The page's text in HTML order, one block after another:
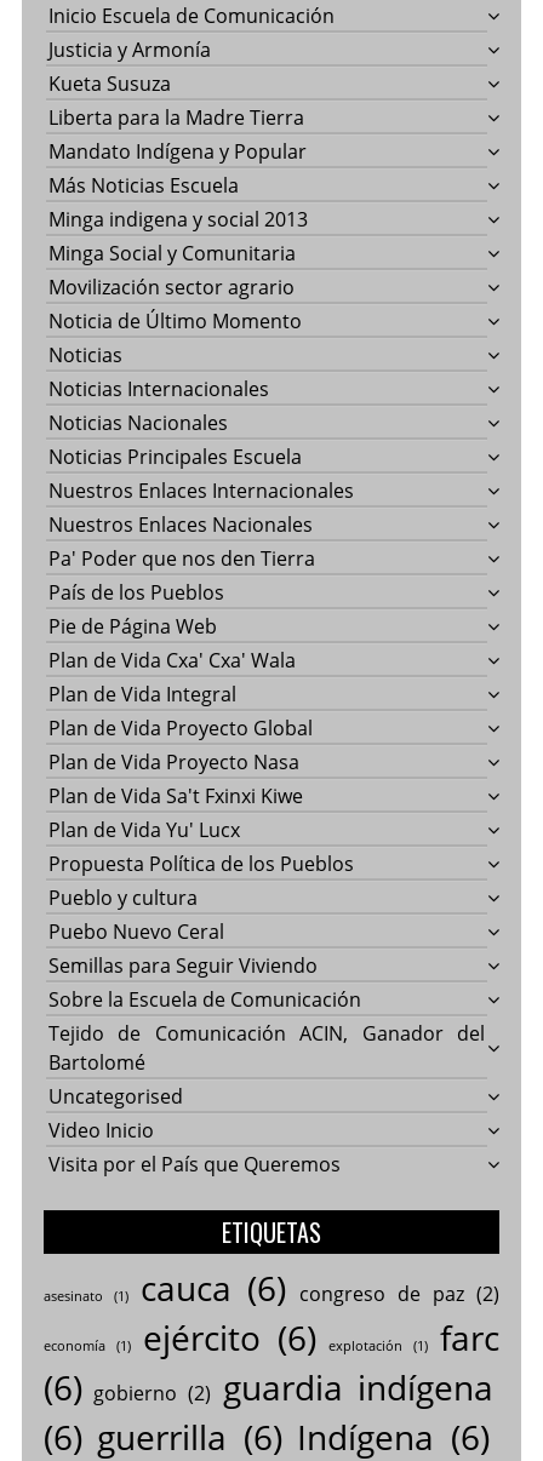
Inicio Escuela de Comunicación
Justicia y Armonía
Kueta Susuza
Liberta para la Madre Tierra
Mandato Indígena y Popular
Más Noticias Escuela
Minga indigena y social 2013
Minga Social y Comunitaria
Movilización sector agrario
Noticia de Último Momento
Noticias
Noticias Internacionales
Noticias Nacionales
Noticias Principales Escuela
Nuestros Enlaces Internacionales
Nuestros Enlaces Nacionales
Pa' Poder que nos den Tierra
País de los Pueblos
Pie de Página Web
Plan de Vida Cxa' Cxa' Wala
Plan de Vida Integral
Plan de Vida Proyecto Global
Plan de Vida Proyecto Nasa
Plan de Vida Sa't Fxinxi Kiwe
Plan de Vida Yu' Lucx
Propuesta Política de los Pueblos
Pueblo y cultura
Puebo Nuevo Ceral
Semillas para Seguir Viviendo
Sobre la Escuela de Comunicación
Tejido de Comunicación ACIN, Ganador del
Bartolomé
Uncategorised
Video Inicio
Visita por el País que Queremos
ETIQUETAS
asesinato (1) cauca (6) congreso de paz(2)
economía(1) ejército (6) explotación (1)
farc
(6) gobierno (2) guardia indígena
(6) guerrilla (6) Indígena (6)